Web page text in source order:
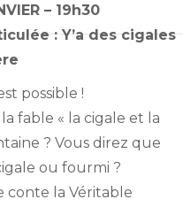
– 19h30
: Y’a des cigales
possible !
fable « la cigale et la
? Vous direz que
ou fourmi ?
conte la Véritable